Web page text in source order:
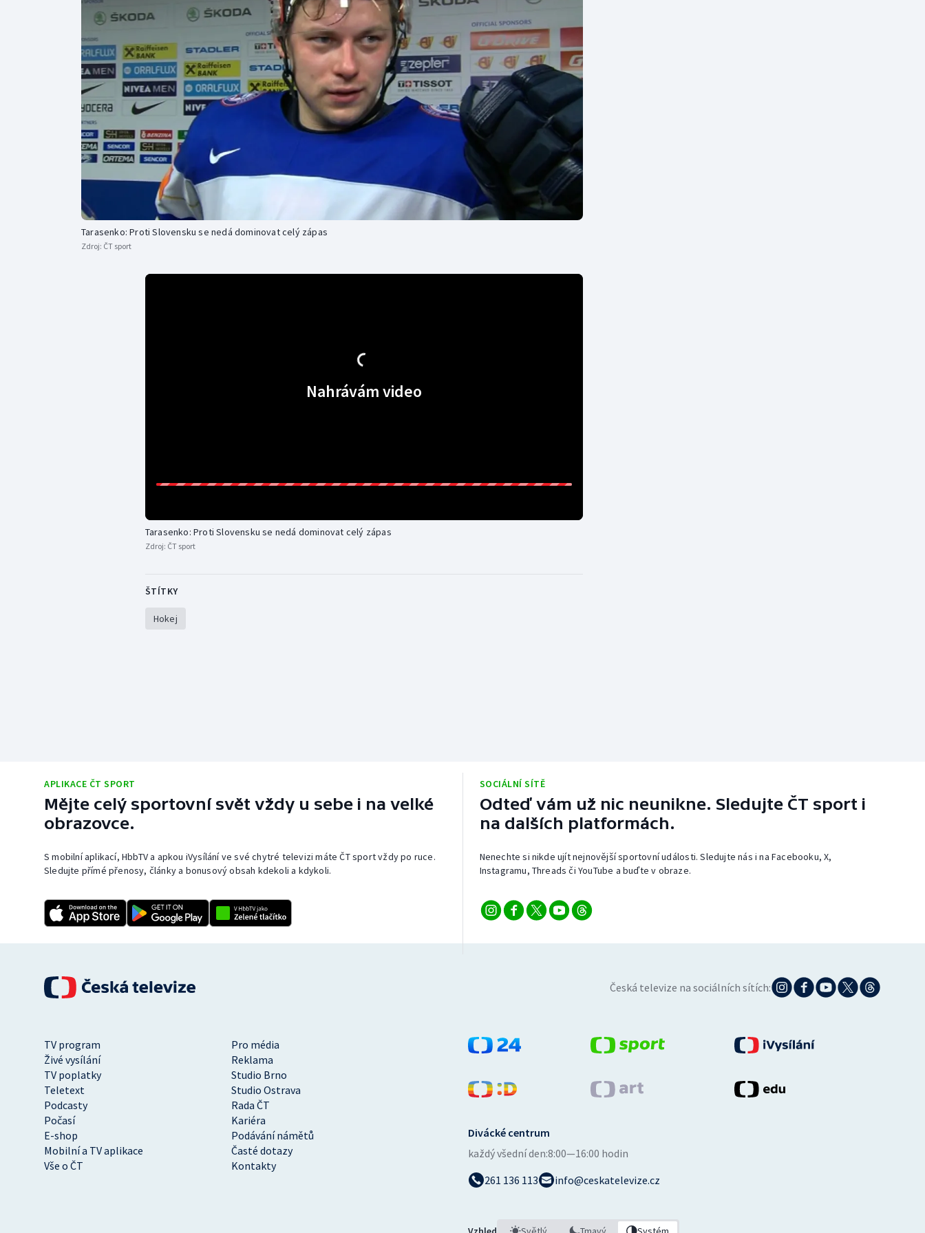
Dostihy
Florbal
Futsal
Moderní pětiboj
Motorsport
Olympijské hry
Parasport
Plavání
Triatlon
Veslování
Vodní slalom
Volejbal
Ostatní
Tarasenko: Proti Slovensku se nedá dominovat celý zápas
Zdroj: ČT sport
Nahrávám video
Tarasenko: Proti Slovensku se nedá dominovat celý zápas
Zdroj: ČT sport
ŠTÍTKY
Hokej
APLIKACE ČT SPORT
Mějte celý sportovní svět vždy u sebe i na velké
obrazovce.
S mobilní aplikací, HbbTV a apkou iVysílání ve své chytré televizi máte ČT sport vždy po ruce.
Sledujte přímé přenosy, články a bonusový obsah kdekoli a kdykoli.
SOCIÁLNÍ SÍTĚ
Odteď vám už nic neunikne. Sledujte ČT sport i
na dalších platformách.
Nenechte si nikde ujít nejnovější sportovní události. Sledujte nás i na Facebooku, X,
Instagramu, Threads či YouTube a buďte v obraze.
Česká televize na sociálních sítích:
TV program
Pro média
Živé vysílání
Reklama
TV poplatky
Studio Brno
Teletext
Studio Ostrava
Podcasty
Rada ČT
Počasí
Kariéra
E-shop
Podávání námětů
Mobilní a TV aplikace
Časté dotazy
Vše o ČT
Kontakty
Divácké centrum
každý všední den:8:00—16:00 hodin
261 136 113
info@ceskatelevize.cz